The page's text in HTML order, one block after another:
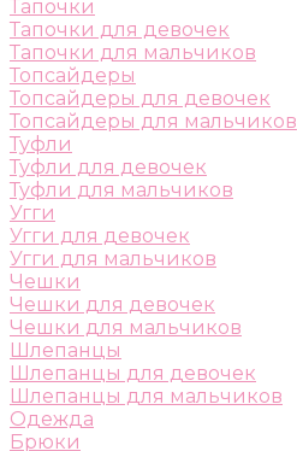
Тапочки
Тапочки для девочек
Тапочки для мальчиков
Топсайдеры
Топсайдеры для девочек
Топсайдеры для мальчиков
Туфли
Туфли для девочек
Туфли для мальчиков
Угги
Угги для девочек
Угги для мальчиков
Чешки
Чешки для девочек
Чешки для мальчиков
Шлепанцы
Шлепанцы для девочек
Шлепанцы для мальчиков
Одежда
Брюки